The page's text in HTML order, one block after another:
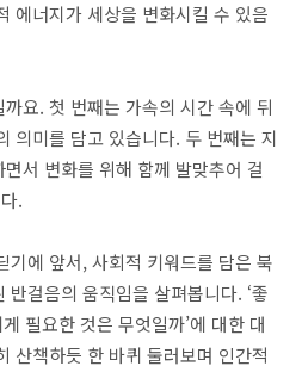
에너지가 세상을 변화시킬 수 있음
요. 첫 번째는 가속의 시간 속에 뒤
의미를 담고 있습니다. 두 번째는 지
서 변화를 위해 함께 발맞추어 걸
.
기에 앞서, 사회적 키워드를 담은 북
걸음의 움직임을 살펴봅니다. ‘좋
필요한 것은 무엇일까’에 대한 대
산책하듯 한 바퀴 둘러보며 인간적